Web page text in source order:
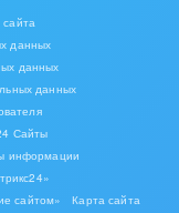
данных
данных
данных
Сайты
информации
сайтом»
Карта сайта